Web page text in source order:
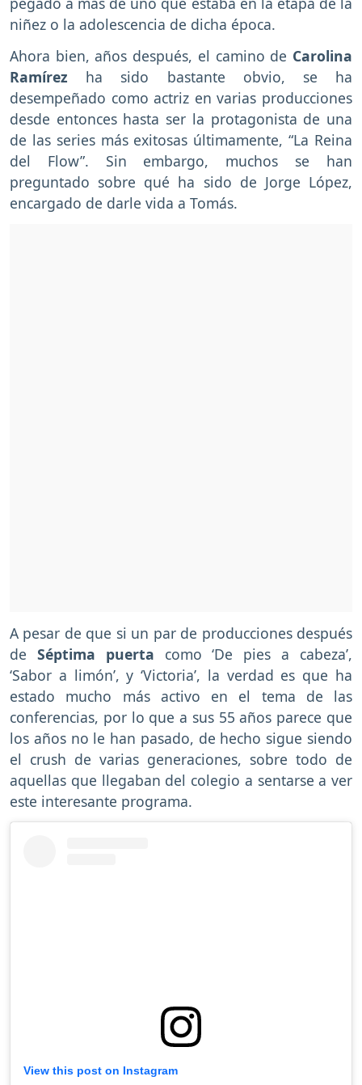
niñez o la adolescencia de dicha época.
Ahora bien, años después, el camino de Carolina
Ramírez ha sido bastante obvio, se ha
desempeñado como actriz en varias producciones
desde entonces hasta ser la protagonista de una
de las series más exitosas últimamente, “La Reina
del Flow”. Sin embargo, muchos se han
preguntado sobre qué ha sido de Jorge López,
encargado de darle vida a Tomás.
A pesar de que si un par de producciones después
de Séptima puerta como ‘De pies a cabeza’,
‘Sabor a limón’, y ‘Victoria’, la verdad es que ha
estado mucho más activo en el tema de las
conferencias, por lo que a sus 55 años parece que
los años no le han pasado, de hecho sigue siendo
el crush de varias generaciones, sobre todo de
aquellas que llegaban del colegio a sentarse a ver
este interesante programa.
View this post on Instagram